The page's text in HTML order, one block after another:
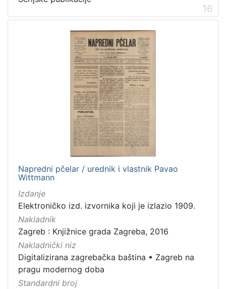
16
Napredni pčelar / urednik i vlastnik Pavao
Wittmann
Izdanje
Elektroničko izd. izvornika koji je izlazio 1909.
Nakladnik
Zagreb : Knjižnice grada Zagreba, 2016
Nakladnički niz
Digitalizirana zagrebačka baština • Zagreb na
pragu modernog doba
Standardni broj